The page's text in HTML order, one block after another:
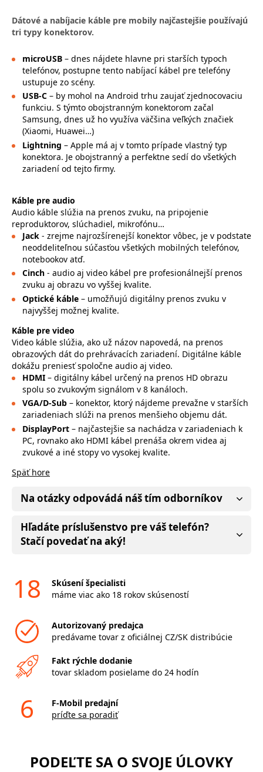
Dátové a nabíjacie káble pre mobily najčastejšie používajú
tri typy konektorov.
microUSB – dnes nájdete hlavne pri starších typoch
telefónov, postupne tento nabíjací kábel pre telefóny
ustupuje zo scény.
USB-C – by mohol na Android trhu zaujať zjednocovaciu
funkciu. S týmto obojstranným konektorom začal
Samsung, dnes už ho využíva väčšina veľkých značiek
(Xiaomi, Huawei…)
Lightning – Apple má aj v tomto prípade vlastný typ
konektora. Je obojstranný a perfektne sedí do všetkých
zariadení od tejto firmy.
Káble pre audio
Audio káble slúžia na prenos zvuku, na pripojenie
reproduktorov, slúchadiel, mikrofónu…
Jack - zrejme najrozšírenejší konektor vôbec, je v podstate
neoddeliteľnou súčasťou všetkých mobilných telefónov,
notebookov atď.
Cinch - audio aj video kábel pre profesionálnejší prenos
zvuku aj obrazu vo vyššej kvalite.
Optické káble – umožňujú digitálny prenos zvuku v
najvyššej možnej kvalite.
Káble pre video
Video káble slúžia, ako už názov napovedá, na prenos
obrazových dát do prehrávacích zariadení. Digitálne káble
dokážu preniesť spoločne audio aj video.
HDMI – digitálny kábel určený na prenos HD obrazu
spolu so zvukovým signálom v 8 kanáloch.
VGA/D-Sub – konektor, ktorý nájdeme prevažne v starších
zariadeniach slúži na prenos menšieho objemu dát.
DisplayPort – najčastejšie sa nachádza v zariadeniach k
PC, rovnako ako HDMI kábel prenáša okrem videa aj
zvukové a iné stopy vo vysokej kvalite.
Späť hore
Na otázky odpovádá náš tím odborníkov
Hľadáte príslušenstvo pre váš telefón?
Stačí povedať na aký!
18
Skúsení špecialisti
máme viac ako 18 rokov skúseností
Autorizovaný predajca
predávame tovar z oficiálnej CZ/SK distribúcie
Fakt rýchle dodanie
tovar skladom posielame do 24 hodín
6
F-Mobil predajní
príďte sa poradiť
PODEĽTE SA O SVOJE ÚLOVKY